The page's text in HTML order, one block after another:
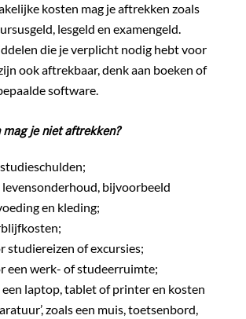
kosten mag je aftrekken zoals
lesgeld en examengeld.
die je verplicht nodig hebt voor
ook aftrekbaar, denk aan boeken of
software.
mag je niet aftrekken?
levensonderhoud, bijvoorbeeld
en kleding;
studiereizen of excursies;
een werk- of studeerruimte;
een laptop, tablet of printer en kosten
zoals een muis, toetsenbord,